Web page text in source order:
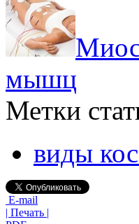
мышц
Метки
виды
E-mail
| Печать |